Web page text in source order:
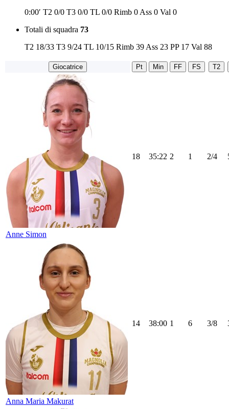
0:00′ T2 0/0 T3 0/0 TL 0/0 Rimb 0 Ass 0 Val 0
Totali di squadra 73
T2 18/33 T3 9/24 TL 10/15 Rimb 39 Ass 23 PP 17 Val 88
Giocatrice Pt Min FF FS T2
Anne Simon
18 35:22 2 1 2/4
Anna Maria Makurat
14 38:00 1 6 3/8